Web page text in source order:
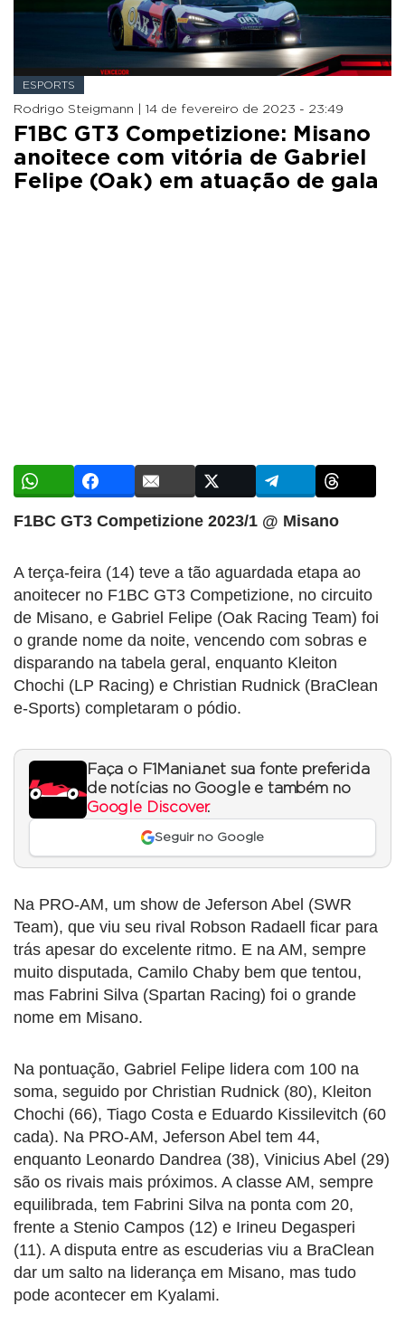
ESPORTS
Rodrigo Steigmann | 14 de fevereiro de 2023 - 23:49
F1BC GT3 Competizione: Misano
anoitece com vitória de Gabriel
Felipe (Oak) em atuação de gala
F1BC GT3 Competizione 2023/1 @ Misano
A terça-feira (14) teve a tão aguardada etapa ao
anoitecer no F1BC GT3 Competizione, no circuito
de Misano, e Gabriel Felipe (Oak Racing Team) foi
o grande nome da noite, vencendo com sobras e
disparando na tabela geral, enquanto Kleiton
Chochi (LP Racing) e Christian Rudnick (BraClean
e-Sports) completaram o pódio.
Faça o F1Mania.net sua fonte preferida
de notícias no Google e também no
Google Discover.
Seguir no Google
Na PRO-AM, um show de Jeferson Abel (SWR
Team), que viu seu rival Robson Radaell ficar para
trás apesar do excelente ritmo. E na AM, sempre
muito disputada, Camilo Chaby bem que tentou,
mas Fabrini Silva (Spartan Racing) foi o grande
nome em Misano.
Na pontuação, Gabriel Felipe lidera com 100 na
soma, seguido por Christian Rudnick (80), Kleiton
Chochi (66), Tiago Costa e Eduardo Kissilevitch (60
cada). Na PRO-AM, Jeferson Abel tem 44,
enquanto Leonardo Dandrea (38), Vinicius Abel (29)
são os rivais mais próximos. A classe AM, sempre
equilibrada, tem Fabrini Silva na ponta com 20,
frente a Stenio Campos (12) e Irineu Degasperi
(11). A disputa entre as escuderias viu a BraClean
dar um salto na liderança em Misano, mas tudo
pode acontecer em Kyalami.